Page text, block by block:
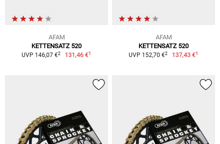
AFAM
KETTENSATZ 520
UVP 146,07 €2 131,46 €1
AFAM
KETTENSATZ 520
UVP 152,70 €2 137,43 €1